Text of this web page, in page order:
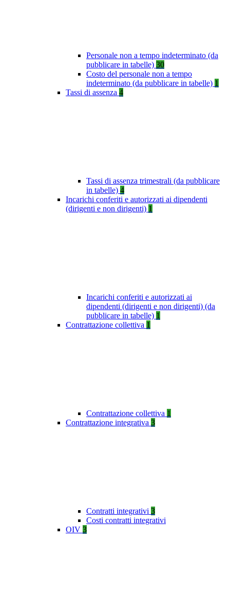
Personale non a tempo indeterminato (da
pubblicare in tabelle) 30
Costo del personale non a tempo
indeterminato (da pubblicare in tabelle) 1
Tassi di assenza 4
Tassi di assenza trimestrali (da pubblicare
in tabelle) 4
Incarichi conferiti e autorizzati ai dipendenti
(dirigenti e non dirigenti) 1
Incarichi conferiti e autorizzati ai
dipendenti (dirigenti e non dirigenti) (da
pubblicare in tabelle) 1
Contrattazione collettiva 1
Contrattazione collettiva 1
Contrattazione integrativa 3
Contratti integrativi 3
Costi contratti integrativi
OIV 3